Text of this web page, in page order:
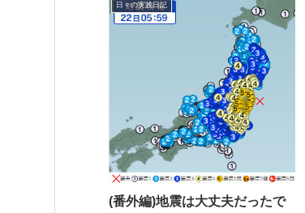
日々の実践日記
(番外編)地震は大丈夫だったで